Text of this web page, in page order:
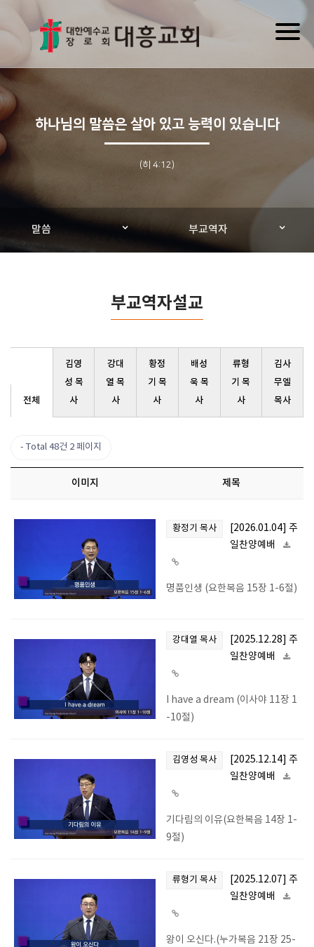
하나님의 말씀은 살아 있고 능력이 있습니다
(히 4:12)
말씀 부교역자
부교역자설교
전체
김영
성 목
사
강대
열 목
사
황정
기 목
사
배성
욱 목
사
류형
기 목
사
김사
무엘
목사
Total 48건 2 페이지
이미지 제목
황정기 목사
[2026.01.04] 주
일찬양예배
명품인생 (요한복음 15장 1-6절)
강대열 목사
[2025.12.28] 주
일찬양예배
I have a dream (이사야 11장 1
-10절)
김영성 목사
[2025.12.14] 주
일찬양예배
기다림의 이유(요한복음 14장 1-
9절)
류형기 목사
[2025.12.07] 주
일찬양예배
왕이 오신다.(누가복음 21장 25-